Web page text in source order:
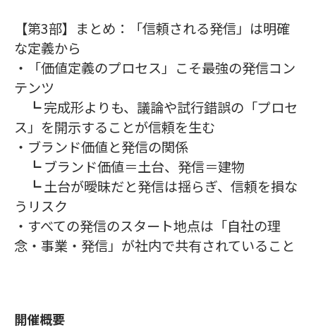
【第3部】まとめ：「信頼される発信」は明確
な定義から
・「価値定義のプロセス」こそ最強の発信コン
テンツ
┗ 完成形よりも、議論や試行錯誤の「プロセ
ス」を開示することが信頼を生む
・ブランド価値と発信の関係
┗ ブランド価値＝土台、発信＝建物
┗ 土台が曖昧だと発信は揺らぎ、信頼を損な
うリスク
・すべての発信のスタート地点は「自社の理
念・事業・発信」が社内で共有されていること
開催概要